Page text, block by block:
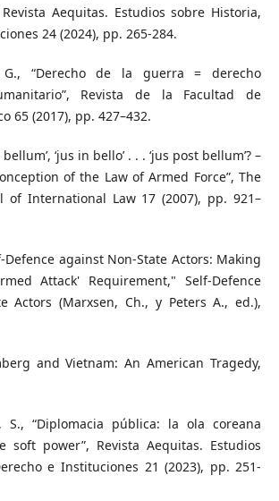
Aequitas. Estudios sobre Historia,
24 (2024), pp. 265-284.
“Derecho de la guerra = derecho
Revista de la Facultad de
65 (2017), pp. 427–432.
bellum’, ‘jus in bello’ . . . ‘jus post bellum’? –
of the Law of Armed Force”, The
of International Law 17 (2007), pp. 921–
Defence against Non-State Actors: Making
Attack' Requirement," Self-Defence
Actors (Marxsen, Ch., y Peters A., ed.),
and Vietnam: An American Tragedy,
S., “Diplomacia pública: la ola coreana
soft power”, Revista Aequitas. Estudios
e Instituciones 21 (2023), pp. 251-